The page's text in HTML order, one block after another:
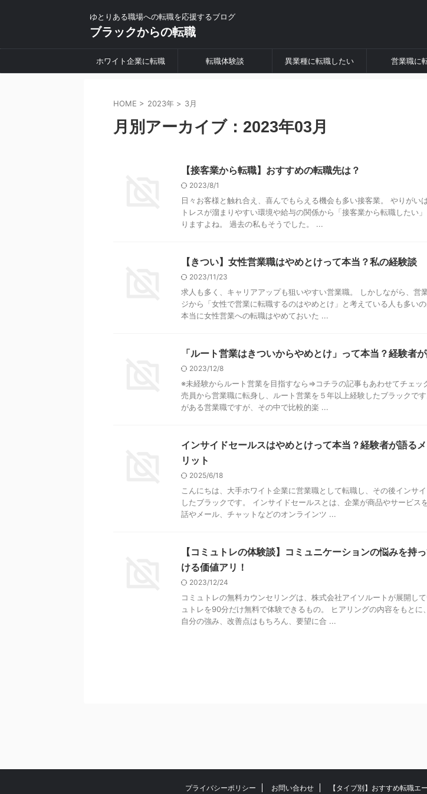
ゆとりある職場への転職を応援するブログ
ブラックからの転職
ホワイト企業に転職 転職体験談 異業種に転職したい 営業職に
HOME > 2023年 > 3月
月別アーカイブ：2023年03月
【接客業から転職】おすすめの転職先は？
2023/8/1
日々お客様と触れ合え、喜んでもらえる機会も多い接客業。 やりがい
トレスが溜まりやすい環境や給与の関係から「接客業から転職したい
りますよね。 過去の私もそうでした。 ...
【きつい】女性営業職はやめとけって本当？私の経験談
2023/11/23
求人も多く、キャリアアップも狙いやすい営業職。 しかしながら、営
ジから「女性で営業に転職するのはやめとけ」と考えている人も多いの
本当に女性営業への転職はやめておいた ...
「ルート営業はきついからやめとけ」って本当？経験者
2023/12/8
※未経験からルート営業を目指すなら⇒コチラの記事もあわせてチェッ
売員から営業職に転身し、ルート営業を５年以上経験したブラックで
がある営業職ですが、その中で比較的楽 ...
インサイドセールスはやめとけって本当？経験者が語る
リット
2025/6/18
こんにちは、大手ホワイト企業に営業職として転職し、その後インサ
したブラックです。 インサイドセールスとは、企業が商品やサービス
話やメール、チャットなどのオンラインツ ...
【コミュトレの体験談】コミュニケーションの悩みを持
ける価値アリ！
2023/12/24
コミュトレの無料カウンセリングは、株式会社アイソルートが展開し
ュトレを90分だけ無料で体験できるもの。 ヒアリングの内容をもとに
自分の強み、改善点はもちろん、要望に合 ...
プライバシーポリシー お問い合わせ 【タイプ別】おすすめ転職エ